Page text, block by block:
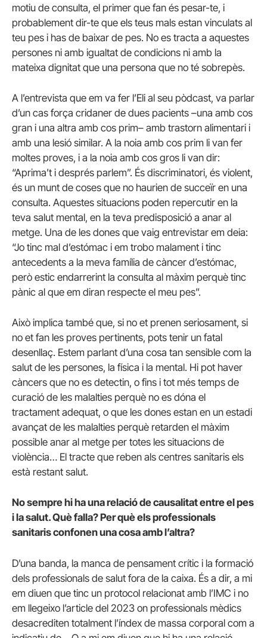
motiu de consulta, el primer que fan és pesar-te, i
probablement dir-te que els teus mals estan vinculats al
teu pes i has de baixar de pes. No es tracta a aquestes
persones ni amb igualtat de condicions ni amb la
mateixa dignitat que una persona que no té sobrepès.
A l’entrevista que em va fer l’Eli al seu pòdcast, va parlar
d’un cas força cridaner de dues pacients –una amb cos
gran i una altra amb cos prim– amb trastorn alimentari i
amb una lesió similar. A la noia amb cos prim li van fer
moltes proves, i a la noia amb cos gros li van dir:
“Aprima’t i després parlem”. És discriminatori, és violent,
és un munt de coses que no haurien de succeïr en una
consulta. Aquestes situacions poden repercutir en la
teva salut mental, en la teva predisposició a anar al
metge. Una de les dones que vaig entrevistar em deia:
“Jo tinc mal d’estómac i em trobo malament i tinc
antecedents a la meva família de càncer d’estómac,
però estic endarrerint la consulta al màxim perquè tinc
pànic al que em diran respecte el meu pes”.
Això implica també que, si no et prenen seriosament, si
no et fan les proves pertinents, pots tenir un fatal
desenllaç. Estem parlant d’una cosa tan sensible com la
salut de les persones, la física i la mental. Hi pot haver
càncers que no es detectin, o fins i tot més temps de
curació de les malalties perquè no es dóna el
tractament adequat, o que les dones estan en un estadi
avançat de les malalties perquè retarden el màxim
possible anar al metge per totes les situacions de
violència… El tracte que reben als centres sanitaris els
està restant salut.
No sempre hi ha una relació de causalitat entre el pes
i la salut. Què falla? Per què els professionals
sanitaris confonen una cosa amb l’altra?
D’una banda, la manca de pensament crític i la formació
dels professionals de salut fora de la caixa. És a dir, a mi
em diuen que tinc un protocol relacionat amb l’IMC i no
em llegeixo l’article del 2023 on professionals mèdics
desacrediten totalment l’índex de massa corporal com a